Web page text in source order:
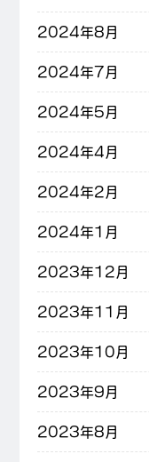
2024年8月
2024年7月
2024年5月
2024年4月
2024年2月
2024年1月
2023年12月
2023年11月
2023年10月
2023年9月
2023年8月